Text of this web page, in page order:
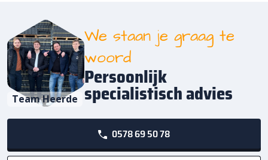
Team Heerde
We staan je graag te
woord
Persoonlijk
specialistisch advies
0578 69 50 78